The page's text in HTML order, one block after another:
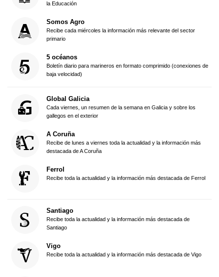
la Educación
Somos Agro
Recibe cada miércoles la información más relevante del sector
primario
5 océanos
Boletín diario para marineros en formato comprimido (conexiones de
baja velocidad)
Global Galicia
Cada viernes, un resumen de la semana en Galicia y sobre los
gallegos en el exterior
A Coruña
Recibe de lunes a viernes toda la actualidad y la información más
destacada de A Coruña
Ferrol
Recibe toda la actualidad y la información más destacada de Ferrol
Santiago
Recibe toda la actualidad y la información más destacada de
Santiago
Vigo
Recibe toda la actualidad y la información más destacada de Vigo